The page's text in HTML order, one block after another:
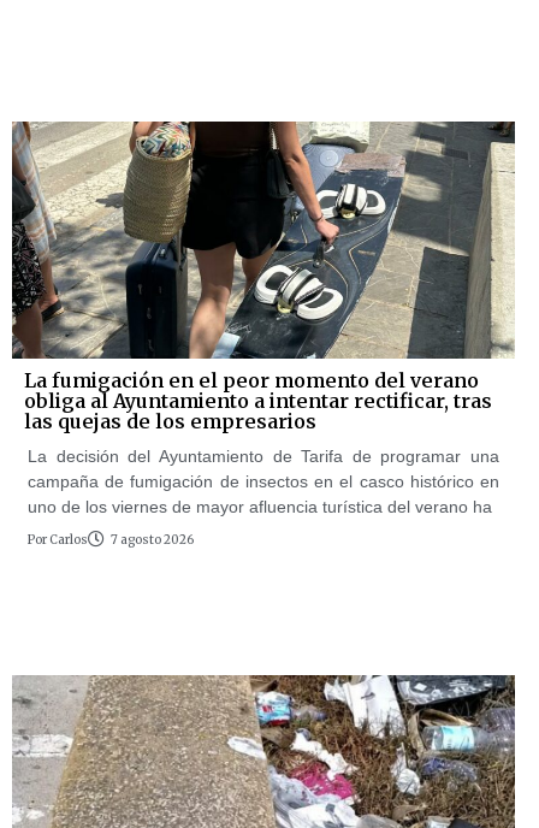
La fumigación en el peor momento del verano
obliga al Ayuntamiento a intentar rectificar, tras
las quejas de los empresarios
La decisión del Ayuntamiento de Tarifa de programar una
campaña de fumigación de insectos en el casco histórico en
uno de los viernes de mayor afluencia turística del verano ha
Por Carlos 7 agosto 2026